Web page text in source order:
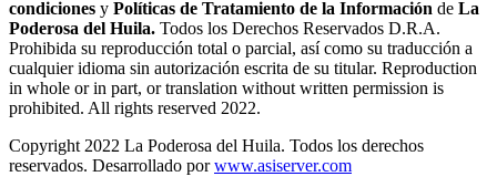
condiciones y Políticas de Tratamiento de la Información de La
Poderosa del Huila. Todos los Derechos Reservados D.R.A.
Prohibida su reproducción total o parcial, así como su traducción a
cualquier idioma sin autorización escrita de su titular. Reproduction
in whole or in part, or translation without written permission is
prohibited. All rights reserved 2022.
Copyright 2022 La Poderosa del Huila. Todos los derechos
reservados. Desarrollado porwww.asiserver.com